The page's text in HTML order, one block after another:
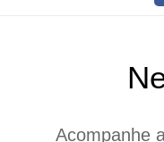
Acompanhe